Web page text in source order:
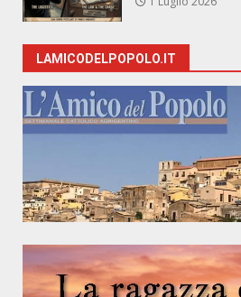
LAMICODELPOPOLO.IT